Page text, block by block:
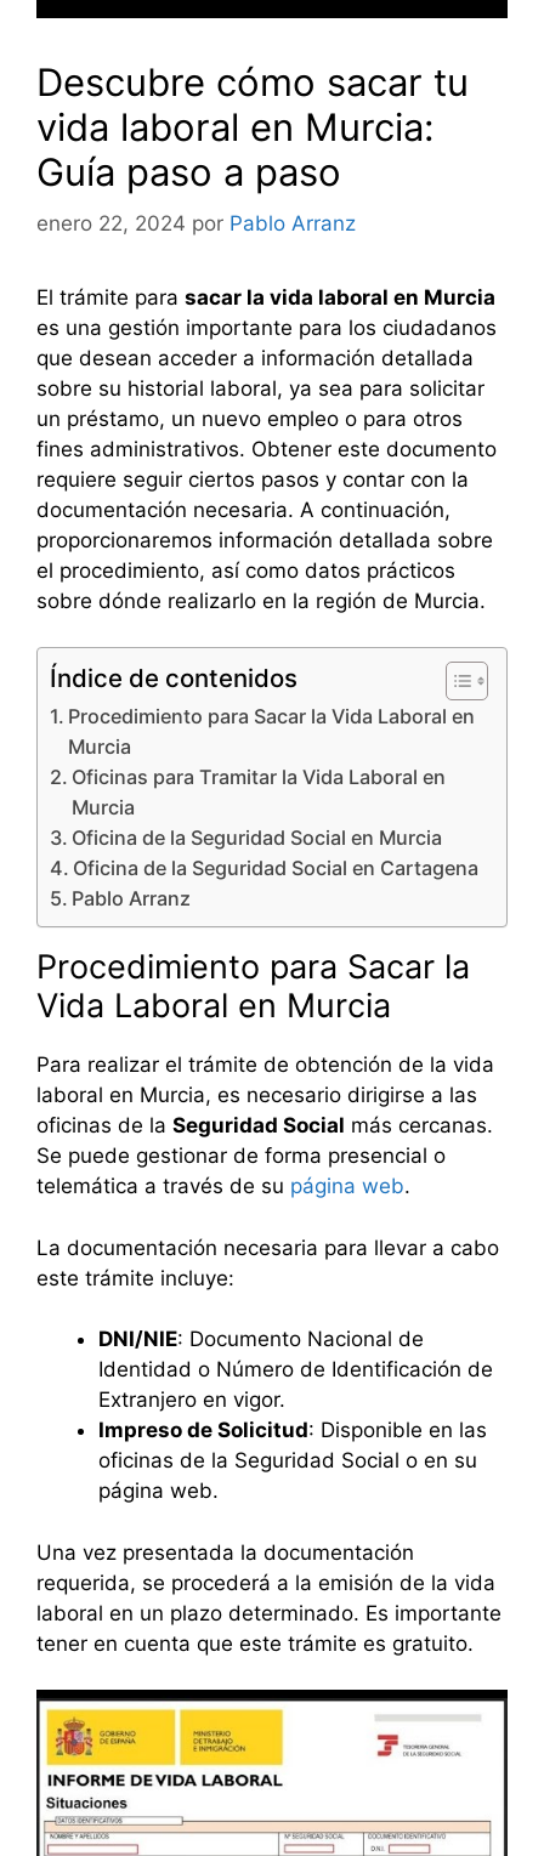
Descubre cómo sacar tu
vida laboral en Murcia:
Guía paso a paso
enero 22, 2024 por Pablo Arranz
El trámite para sacar la vida laboral en Murcia
es una gestión importante para los ciudadanos
que desean acceder a información detallada
sobre su historial laboral, ya sea para solicitar
un préstamo, un nuevo empleo o para otros
fines administrativos. Obtener este documento
requiere seguir ciertos pasos y contar con la
documentación necesaria. A continuación,
proporcionaremos información detallada sobre
el procedimiento, así como datos prácticos
sobre dónde realizarlo en la región de Murcia.
Índice de contenidos
Procedimiento para Sacar la Vida Laboral en
Murcia
Oficinas para Tramitar la Vida Laboral en
Murcia
Oficina de la Seguridad Social en Murcia
Oficina de la Seguridad Social en Cartagena
Pablo Arranz
Procedimiento para Sacar la
Vida Laboral en Murcia
Para realizar el trámite de obtención de la vida
laboral en Murcia, es necesario dirigirse a las
oficinas de la Seguridad Social más cercanas.
Se puede gestionar de forma presencial o
telemática a través de su página web.
La documentación necesaria para llevar a cabo
este trámite incluye:
DNI/NIE: Documento Nacional de
Identidad o Número de Identificación de
Extranjero en vigor.
Impreso de Solicitud: Disponible en las
oficinas de la Seguridad Social o en su
página web.
Una vez presentada la documentación
requerida, se procederá a la emisión de la vida
laboral en un plazo determinado. Es importante
tener en cuenta que este trámite es gratuito.